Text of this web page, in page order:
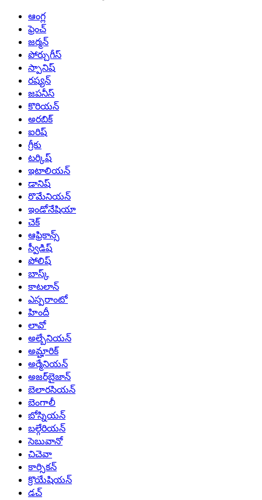
ఆంగ్ల
ఫ్రెంచ్
జర్మన్
పోర్చుగీస్
స్పానిష్
రష్యన్
జపనీస్
కొరియన్
అరబిక్
ఐరిష్
గ్రీకు
టర్కిష్
ఇటాలియన్
డానిష్
రొమేనియన్
ఇండోనేషియా
చెక్
ఆఫ్రికాన్స్
స్వీడిష్
పోలిష్
బాస్క్
కాటలాన్
ఎస్పరాంటో
హిందీ
లావో
అల్బేనియన్
అమ్హారిక్
అర్మేనియన్
అజర్‌బైజాన్
బెలారసియన్
బెంగాలీ
బోస్నియన్
బల్గేరియన్
సెబువానో
చిచెవా
కార్సికన్
క్రొయేషియన్
డచ్